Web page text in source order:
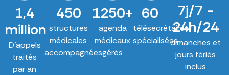
1,4
million
D'appels
traités
par an
450
structures
médicales
accompagnées
1250+
agenda
médicaux
gérés
60
télésecrétaires
spécialisées
7j/7 -
24h/24
dimanches et
jours fériés
inclus